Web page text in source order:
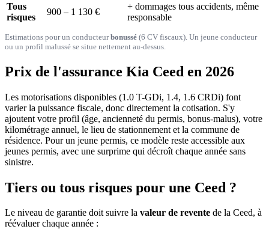
Tous
risques
900 – 1 130 €
+ dommages tous accidents, même
responsable
Estimations pour un conducteurbonussé (6 CV fiscaux). Un jeune conducteur
ou un profil malussé se situe nettement au-dessus.
Prix de l'assurance Kia Ceed en 2026
Les motorisations disponibles (1.0 T-GDi, 1.4, 1.6 CRDi) font
varier la puissance fiscale, donc directement la cotisation. S'y
ajoutent votre profil (âge, ancienneté du permis, bonus-malus), votre
kilométrage annuel, le lieu de stationnement et la commune de
résidence. Pour un jeune permis, ce modèle reste accessible aux
jeunes permis, avec une surprime qui décroît chaque année sans
sinistre.
Tiers ou tous risques pour une Ceed ?
Le niveau de garantie doit suivre la valeur de revente de la Ceed, à
réévaluer chaque année :